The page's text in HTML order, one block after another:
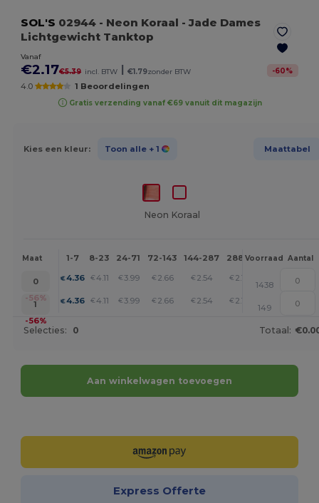
SOL'S 02944 - Neon Koraal - Jade Dames
Lichtgewicht Tanktop
Vanaf
€2.17€5.39 incl. BTW | €1.79zonder BTW -60%
4.0 1 Beoordelingen
Gratis verzending vanaf €69 vanuit dit magazijn
Kies een kleur: Toon alle + 1 Maattabel
Neon Koraal
Maat 1-7 8-23 24-71 72-143 144-287 288 + Meer
Voorraad Aantal
0
-56%
€4.36 €4.11 € 3.99 € 2.66 € 2.54 € 2.17 +
1438
1
-56%
€4.36 €4.11 € 3.99 € 2.66 € 2.54 € 2.17 +
149
Selecties: 0 Totaal:
Aan winkelwagen toevoegen
Express Offerte